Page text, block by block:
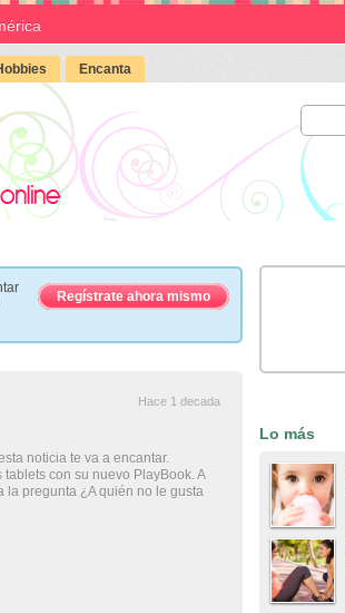
Encanta
Regístrate ahora mismo
Hace 1 decada
noticia te va a encantar.
con su nuevo PlayBook. A
la pregunta ¿A quién no le gusta
Lo más